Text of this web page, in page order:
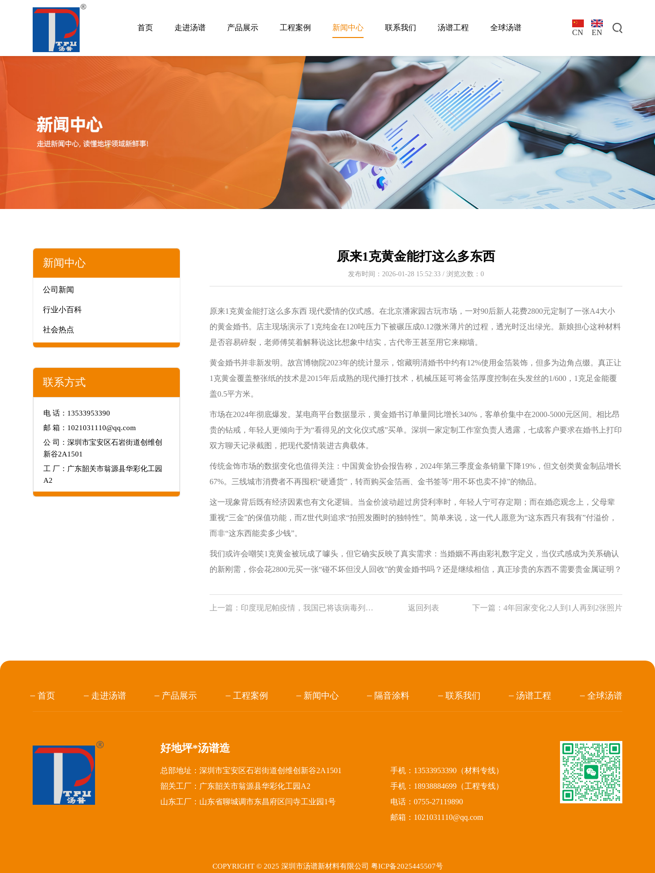
首页 走进汤谱 产品展示 工程案例 新闻中心 联系我们 汤谱工程 全球汤谱
CN EN
新闻中心
公司新闻
行业小百科
社会热点
联系方式
电 话：13533953390
邮 箱：1021031110@qq.com
公 司：深圳市宝安区石岩街道创维创
新谷2A1501
工 厂：广东韶关市翁源县华彩化工园
A2
原来1克黄金能打这么多东西
发布时间：2026-01-28 15:52:33 / 浏览次数： 0
原来1克黄金能打这么多东西 现代爱情的仪式感。在北京潘家园古玩市场，一对90后新人花费2800元定制了一张A4大小
的黄金婚书。店主现场演示了1克纯金在120吨压力下被碾压成0.12微米薄片的过程，透光时泛出绿光。新娘担心这种材料
是否容易碎裂，老师傅笑着解释说这比想象中结实，古代帝王甚至用它来糊墙。
黄金婚书并非新发明。故宫博物院2023年的统计显示，馆藏明清婚书中约有12%使用金箔装饰，但多为边角点缀。真正让
1克黄金覆盖整张纸的技术是2015年后成熟的现代捶打技术，机械压延可将金箔厚度控制在头发丝的1/600，1克足金能覆
盖0.5平方米。
市场在2024年彻底爆发。某电商平台数据显示，黄金婚书订单量同比增长340%，客单价集中在2000-5000元区间。相比昂
贵的钻戒，年轻人更倾向于为“看得见的文化仪式感”买单。深圳一家定制工作室负责人透露，七成客户要求在婚书上打印
双方聊天记录截图，把现代爱情装进古典载体。
传统金饰市场的数据变化也值得关注：中国黄金协会报告称，2024年第三季度金条销量下降19%，但文创类黄金制品增长
67%。三线城市消费者不再囤积“硬通货”，转而购买金箔画、金书签等“用不坏也卖不掉”的物品。
这一现象背后既有经济因素也有文化逻辑。当金价波动超过房贷利率时，年轻人宁可存定期；而在婚恋观念上，父母辈
重视“三金”的保值功能，而Z世代则追求“拍照发圈时的独特性”。简单来说，这一代人愿意为“这东西只有我有”付溢价，
而非“这东西能卖多少钱”。
我们或许会嘲笑1克黄金被玩成了噱头，但它确实反映了真实需求：当婚姻不再由彩礼数字定义，当仪式感成为关系确认
的新刚需，你会花2800元买一张“碰不坏但没人回收”的黄金婚书吗？还是继续相信，真正珍贵的东西不需要贵金属证明？
上一篇： 印度现尼帕疫情，我国已将该病毒列入出入境监测目录 返回列表 下一篇： 4年回家变化:2人到1人再到2张照片
首页 走进汤谱 产品展示 工程案例 新闻中心 隔音涂料 联系我们 汤谱工程 全球汤谱
好地坪*汤谱造
总部地址：深圳市宝安区石岩街道创维创新谷2A1501
韶关工厂：广东韶关市翁源县华彩化工园A2
山东工厂：山东省聊城调市东昌府区闫寺工业园1号
手机：13533953390（材料专线）
手机：18938884699（工程专线）
电话：0755-27119890
邮箱：1021031110@qq.com
COPYRIGHT © 2025 深圳市汤谱新材料有限公司 粤ICP备2025445507号